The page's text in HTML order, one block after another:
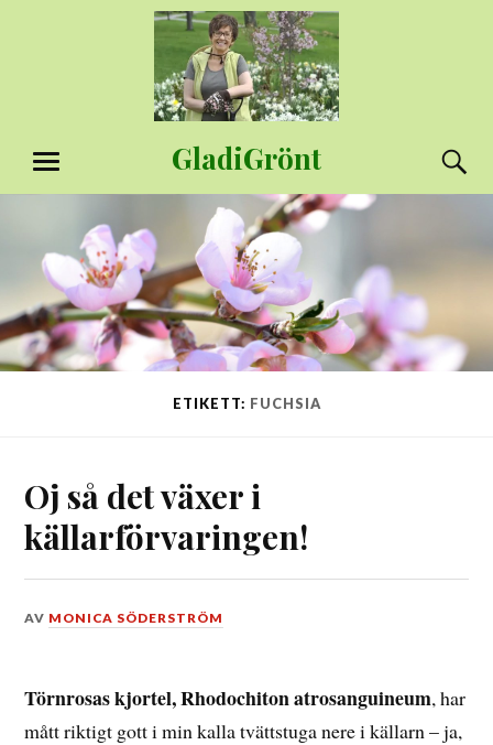
GladiGrönt
MENY
ETIKETT: FUCHSIA
Oj så det växer i
källarförvaringen!
DEN
2016
AV MONICA SÖDERSTRÖM
Törnrosas kjortel, Rhodochiton atrosanguineum, har
mått riktigt gott i min kalla tvättstuga nere i källarn – ja,